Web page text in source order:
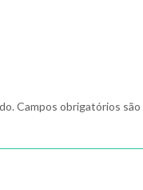
Campos obrigatórios